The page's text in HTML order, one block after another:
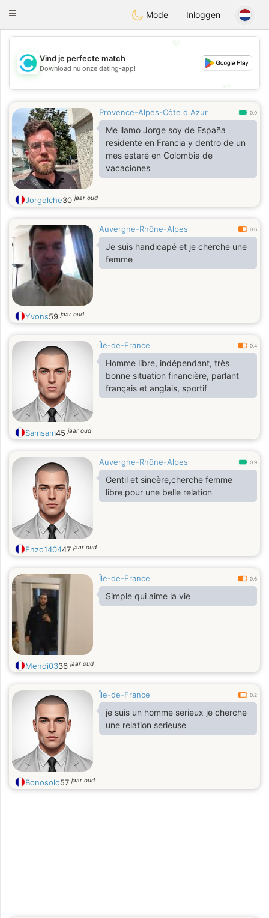
olombiaCitas
Toggle
Mode Inloggen
💖
💕
Vind je perfecte match
Download nu onze dating-app!
Provence-Alpes-Côte d Azur 0.9
Me llamo Jorge soy de España
residente en Francia y dentro de un
mes estaré en Colombia de
vacaciones
Jorgelche30jaar oud
Auvergne-Rhône-Alpes 0.6
Je suis handicapé et je cherche une
femme
Yvons59jaar oud
Île-de-France 0.4
Homme libre, indépendant, très
bonne situation financière, parlant
français et anglais, sportif
Samsam45jaar oud
Auvergne-Rhône-Alpes 0.9
Gentil et sincère,cherche femme
libre pour une belle relation
Enzo140447jaar oud
Île-de-France 0.6
Simple qui aime la vie
Mehdi0336jaar oud
Île-de-France 0.2
je suis un homme serieux je cherche
une relation serieuse
Bonosolo57jaar oud